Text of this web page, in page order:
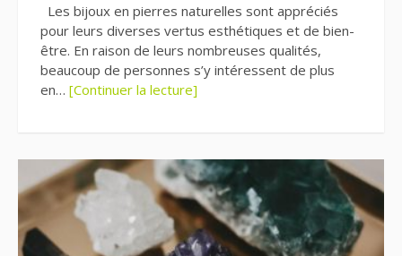
Les bijoux en pierres naturelles sont appréciés
pour leurs diverses vertus esthétiques et de bien-
être. En raison de leurs nombreuses qualités,
beaucoup de personnes s’y intéressent de plus
en… [Continuer la lecture]